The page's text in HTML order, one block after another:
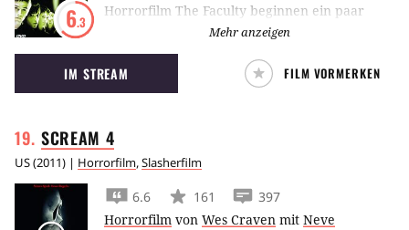
6.3
Horrorfilm The Faculty beginnen ein paar
Schüler rund um Elijah Wood zu vermuten,
dass ihre Lehrer in Wahrheit Aliens sind, die
ihnen an den Kragen wollen.
Mehr anzeigen
IM STREAM FILM VORMERKEN
SCREAM 4
US(2011) | Horrorfilm,Slasherfilm
6.6 161
397
Horrorfilm von Wes Craven mit Neve